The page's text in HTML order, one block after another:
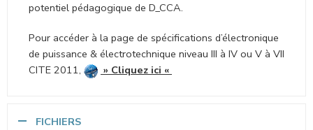
potentiel pédagogique de D_CCA.
Pour accéder à la page de spécifications d’électronique
de puissance & électrotechnique niveau III à IV ou V à VII
CITE 2011,
» Cliquez ici «
FICHIERS